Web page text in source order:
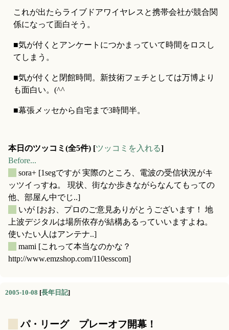
これが出たらライブドアワイヤレスと携帯会社が競合関
係になって面白そう。
■気が付くとアンケートにつかまっていて時間をロスし
てしまう。
■気が付くと閉館時間。新技術フェチとしては万博より
も面白い。(^^ゞ
■幕張メッセから自宅まで3時間半。
本日のツッコミ(全5件) [ツッコミを入れる]
Before...
sora+ [1segですが 実際のところ、電波の受信状況がキ
ッツイっすね。 現状、街なか歩きながらなんてもっての
他、部屋ん中でじ..]
いが [おお、プロのご意見ありがとうございます！ 地
上波デジタルは場所依存が結構あるっていいますよね。
使いたい人はアンテナ..]
mami [これって本当なのかな？
http://www.emzshop.com/110esscom]
2005-10-08 [長年日記]
パ・リーグ プレーオフ開幕！